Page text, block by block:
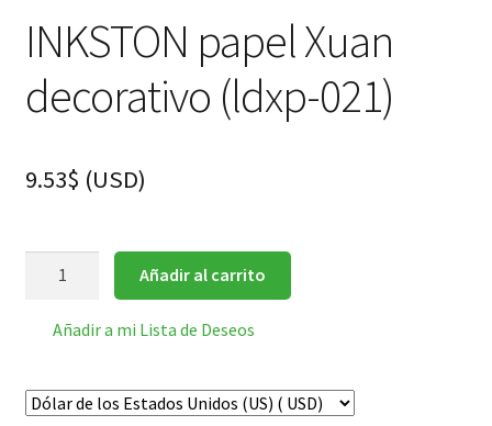
INKSTON papel Xuan
decorativo (ldxp-021)
9.53$ (USD)
021)
Añadir al carrito
Añadir a mi Lista de Deseos